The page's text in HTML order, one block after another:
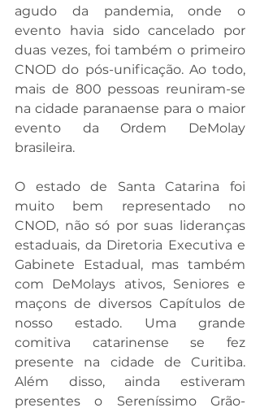
agudo da pandemia, onde o
evento havia sido cancelado por
duas vezes, foi também o primeiro
CNOD do pós-unificação. Ao todo,
mais de 800 pessoas reuniram-se
na cidade paranaense para o maior
evento da Ordem DeMolay
brasileira.
O estado de Santa Catarina foi
muito bem representado no
CNOD, não só por suas lideranças
estaduais, da Diretoria Executiva e
Gabinete Estadual, mas também
com DeMolays ativos, Seniores e
maçons de diversos Capítulos de
nosso estado. Uma grande
comitiva catarinense se fez
presente na cidade de Curitiba.
Além disso, ainda estiveram
presentes o Sereníssimo Grão-